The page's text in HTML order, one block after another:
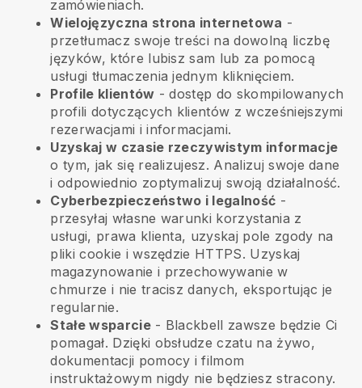
zamówieniach.
Wielojęzyczna strona internetowa -
przetłumacz swoje treści na dowolną liczbę
języków, które lubisz sam lub za pomocą
usługi tłumaczenia jednym kliknięciem.
Profile klientów - dostęp do skompilowanych
profili dotyczących klientów z wcześniejszymi
rezerwacjami i informacjami.
Uzyskaj w czasie rzeczywistym informacje
o tym, jak się realizujesz. Analizuj swoje dane
i odpowiednio zoptymalizuj swoją działalność.
Cyberbezpieczeństwo i legalność -
przesyłaj własne warunki korzystania z
usługi, prawa klienta, uzyskaj pole zgody na
pliki cookie i wszędzie HTTPS. Uzyskaj
magazynowanie i przechowywanie w
chmurze i nie tracisz danych, eksportując je
regularnie.
Stałe wsparcie- Blackbell zawsze będzie Ci
pomagał. Dzięki obsłudze czatu na żywo,
dokumentacji pomocy i filmom
instruktażowym nigdy nie będziesz stracony.